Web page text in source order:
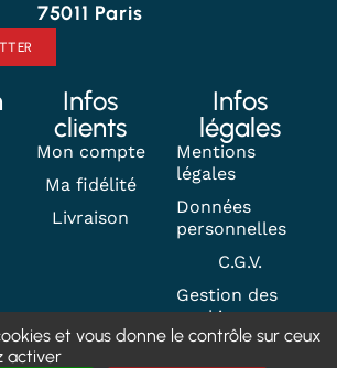
75011 Paris
Infos
clients
Mon compte
Ma fidélité
Livraison
Infos
légales
Mentions
légales
Données
personnelles
C.G.V.
Gestion des
cookies
et vous donne le contrôle sur ceux
activer